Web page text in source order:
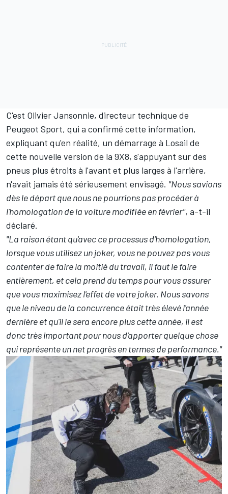
C'est Olivier Jansonnie, directeur technique de
Peugeot Sport, qui a confirmé cette information,
expliquant qu'en réalité, un démarrage à Losail de
cette nouvelle version de la 9X8, s'appuyant sur des
pneus plus étroits à l'avant et plus larges à l'arrière,
n'avait jamais été sérieusement envisagé. "Nous savions
dès le départ que nous ne pourrions pas procéder à
l'homologation de la voiture modifiée en février", a-t-il
déclaré.
"La raison étant qu'avec ce processus d'homologation,
lorsque vous utilisez un joker, vous ne pouvez pas vous
contenter de faire la moitié du travail, il faut le faire
entièrement, et cela prend du temps pour vous assurer
que vous maximisez l'effet de votre joker. Nous savons
que le niveau de la concurrence était très élevé l'année
dernière et qu'il le sera encore plus cette année, il est
donc très important pour nous d'apporter quelque chose
qui représente un net progrès en termes de performance."